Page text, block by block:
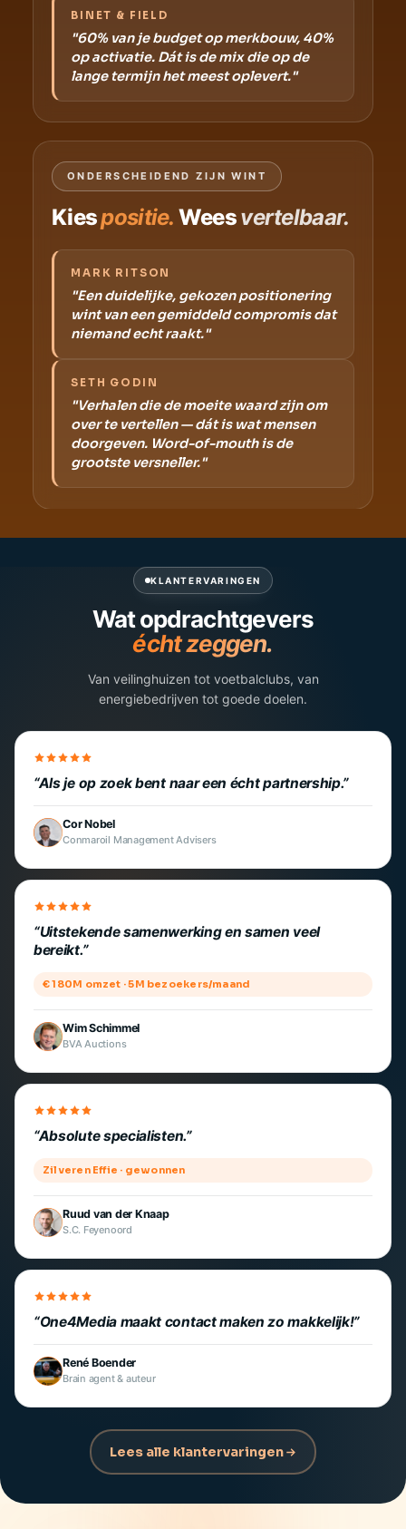
BINET & FIELD
"60% van je budget op merkbouw, 40%
op activatie. Dát is de mix die op de
lange termijn het meest oplevert."
ONDERSCHEIDEND ZIJN WINT
Kiespositie. Weesvertelbaar.
MARK RITSON
"Een duidelijke, gekozen positionering
wint van een gemiddeld compromis dat
niemand echt raakt."
SETH GODIN
"Verhalen die de moeite waard zijn om
over te vertellen — dát is wat mensen
doorgeven. Word-of-mouth is de
grootste versneller."
KLANTERVARINGEN
Wat opdrachtgevers
écht zeggen.
Van veilinghuizen tot voetbalclubs, van
energiebedrijven tot goede doelen.
Als je op zoek bent naar een écht partnership.
Cor Nobel
Conmaroil Management Advisers
Uitstekende samenwerking en samen veel
bereikt.
€ 180M omzet · 5M bezoekers/maand
Wim Schimmel
BVA Auctions
Absolute specialisten.
Zilveren Effie · gewonnen
Ruud van der Knaap
S.C. Feyenoord
One4Media maakt contact maken zo makkelijk!
René Boender
Brain agent & auteur
Lees alle klantervaringen